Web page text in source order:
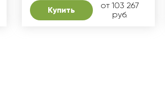
Купить
от 103 267
руб.